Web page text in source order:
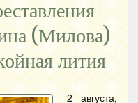
(Милова)
лития
2 августа,